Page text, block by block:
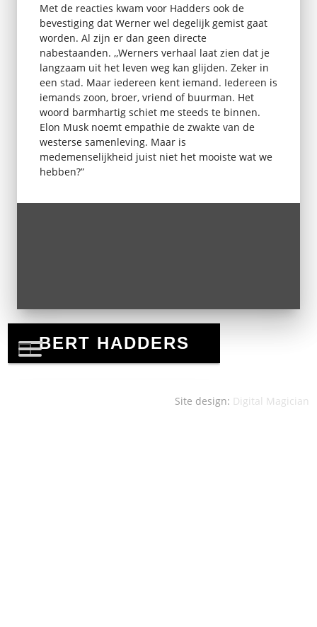
Met de reacties kwam voor Hadders ook de
bevestiging dat Werner wel degelijk gemist gaat
worden. Al zijn er dan geen directe
nabestaanden. ,,Werners verhaal laat zien dat je
langzaam uit het leven weg kan glijden. Zeker in
een stad. Maar iedereen kent iemand. Iedereen is
iemands zoon, broer, vriend of buurman. Het
woord barmhartig schiet me steeds te binnen.
Elon Musk noemt empathie de zwakte van de
westerse samenleving. Maar is
medemenselijkheid juist niet het mooiste wat we
hebben?”
Site design: Digital Magician